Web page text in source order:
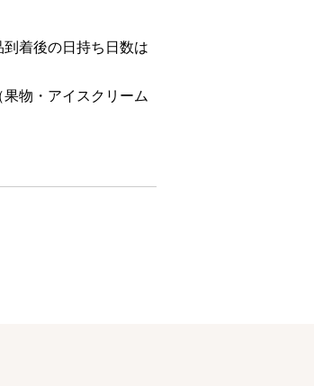
着後の日持ち日数は
物・アイスクリーム